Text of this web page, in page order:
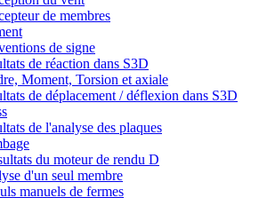
de membres
de signe
de réaction dans S3D
Moment, Torsion et axiale
de déplacement / déflexion dans S3D
de l'analyse des plaques
du moteur de rendu D
d'un seul membre
manuels de fermes